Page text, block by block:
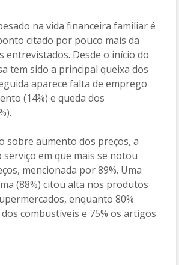
na vida financeira familiar é
citado por pouco mais da
entrevistados. Desde o início do
tem sido a principal queixa dos
aparece falta de emprego
(14%) e queda dos
sobre aumento dos preços, a
em que mais se notou
mencionada por 89%. Uma
(88%) citou alta nos produtos
enquanto 80%
combustíveis e 75% os artigos